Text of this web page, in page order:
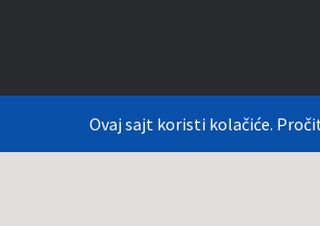
Ovaj sajt koristi kolačiće.